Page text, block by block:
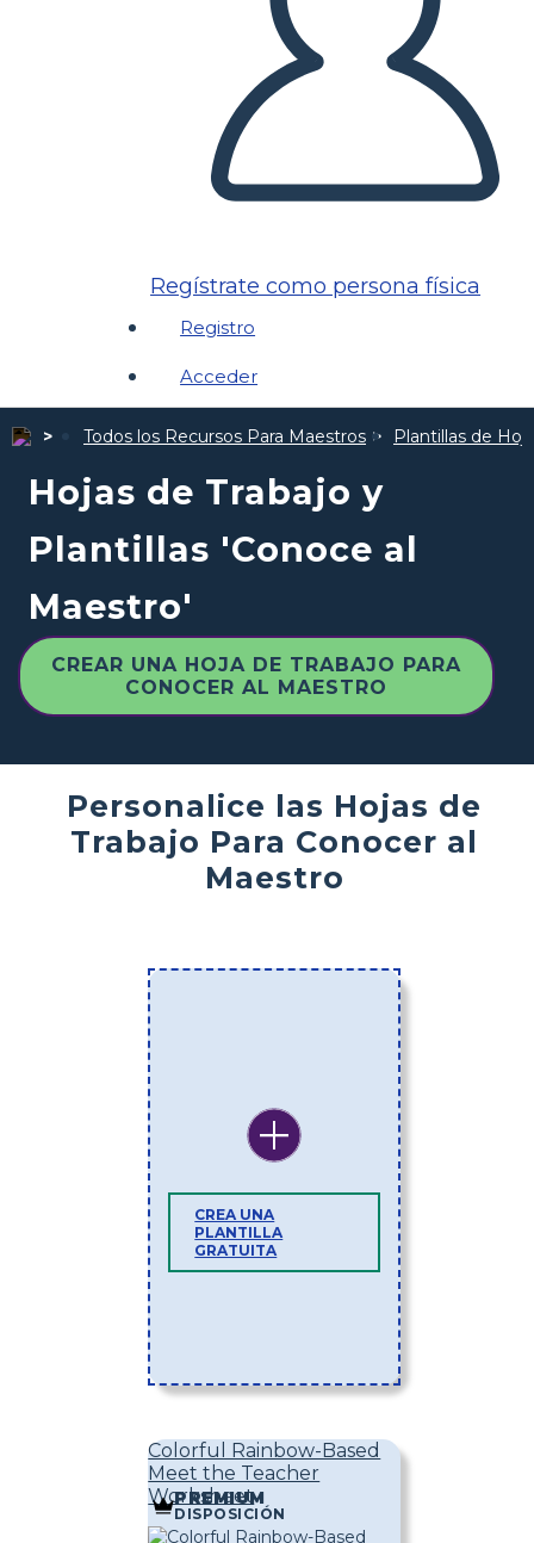
Regístrate como persona física
Registro
Acceder
Todos los Recursos Para Maestros Plantillas de
Hojas de Trabajo y
Plantillas 'Conoce al
Maestro'
CREAR UNA HOJA DE TRABAJO PARA
CONOCER AL MAESTRO
Personalice las Hojas de
Trabajo Para Conocer al
Maestro
CREA UNA
PLANTILLA
GRATUITA
Colorful Rainbow-Based
Meet the Teacher
Worksheet
PREMIUM
DISPOSICIÓN